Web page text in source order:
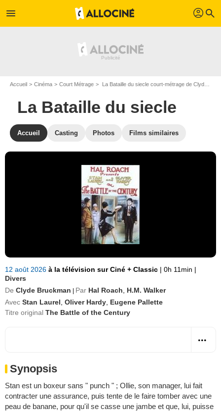
menu profil search
Accueil Cinéma Court Métrage La Bataille du siecle court-métrage de Clyde Bruckman
La Bataille du siecle
Accueil Casting Photos Films similaires
12 août 2026 à la télévision sur Ciné + Classic | 0h 11min |
Divers
De Clyde Bruckman Par Hal Roach
H.M. Walker
Avec Stan Laurel Oliver Hardy Eugene Pallette
Titre original The Battle of the Century
Synopsis
Stan est un boxeur sans " punch " ; Ollie, son manager, lui fait
contracter une assurance, puis tente de le faire tomber avec une
peau de banane, pour qu'il se casse une jambe et que, lui, puisse